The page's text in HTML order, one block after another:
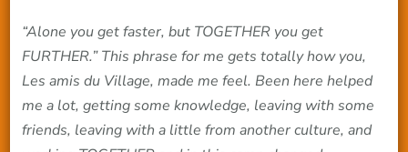
“Alone you get faster, but TOGETHER you get
FURTHER.” This phrase for me gets totally how you,
Les amis du Village, made me feel. Been here helped
me a lot, getting some knowledge, leaving with some
friends, leaving with a little from another culture, and